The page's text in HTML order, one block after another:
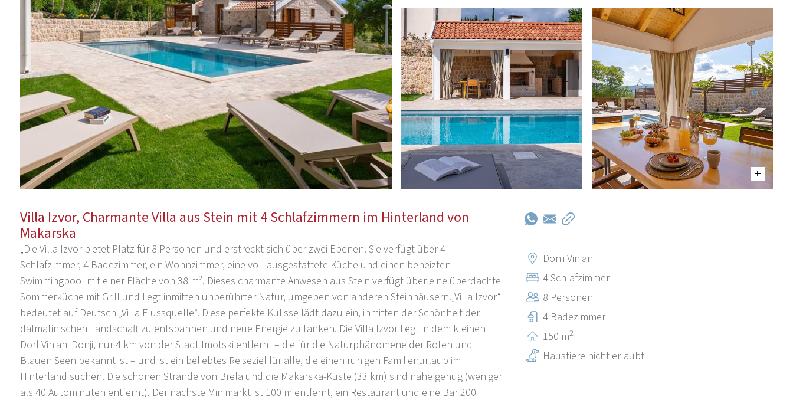
Villa Izvor, Charmante Villa aus Stein mit 4 Schlafzimmern im Hinterland von
Makarska
„Die Villa Izvor bietet Platz für 8 Personen und erstreckt sich über zwei Ebenen. Sie verfügt über 4
Schlafzimmer, 4 Badezimmer, ein Wohnzimmer, eine voll ausgestattete Küche und einen beheizten
Swimmingpool mit einer Fläche von 38 m². Dieses charmante Anwesen aus Stein verfügt über eine überdachte
Sommerküche mit Grill und liegt inmitten unberührter Natur, umgeben von anderen Steinhäusern.„Villa Izvor“
bedeutet auf Deutsch „Villa Flussquelle“. Diese perfekte Kulisse lädt dazu ein, inmitten der Schönheit der
dalmatinischen Landschaft zu entspannen und neue Energie zu tanken. Die Villa Izvor liegt in dem kleinen
Dorf Vinjani Donji, nur 4 km von der Stadt Imotski entfernt – die für die Naturphänomene der Roten und
Blauen Seen bekannt ist – und ist ein beliebtes Reiseziel für alle, die einen ruhigen Familienurlaub im
Hinterland suchen. Die schönen Strände von Brela und die Makarska-Küste (33 km) sind nahe genug (weniger
als 40 Autominuten entfernt). Der nächste Minimarkt ist 100 m entfernt, ein Restaurant und eine Bar 200
Donji Vinjani
4 Schlafzimmer
8 Personen
4 Badezimmer
150 m2
Haustiere nicht erlaubt